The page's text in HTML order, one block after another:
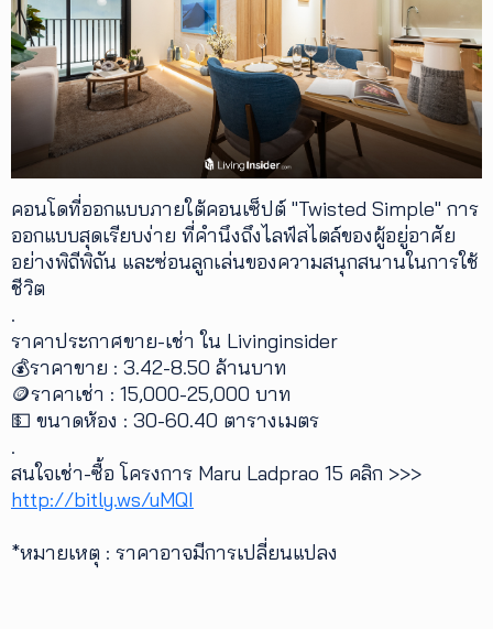
คอนโดที่ออกแบบภายใต้คอนเซ็ปต์ "Twisted Simple" การ
ออกแบบสุดเรียบง่าย ที่คำนึงถึงไลฟ์สไตล์ของผู้อยู่อาศัย
อย่างพิถีพิถัน และซ่อนลูกเล่นของความสนุกสนานในการใช้
ชีวิต
.
ราคาประกาศขาย-เช่า ใน Livinginsider
💰ราคาขาย : 3.42-8.50 ล้านบาท
🪙ราคาเช่า : 15,000-25,000 บาท
💵 ขนาดห้อง : 30-60.40 ตารางเมตร
.
สนใจเช่า-ซื้อ โครงการ Maru Ladprao 15 คลิก >>>
http://bitly.ws/uMQI
*หมายเหตุ : ราคาอาจมีการเปลี่ยนแปลง